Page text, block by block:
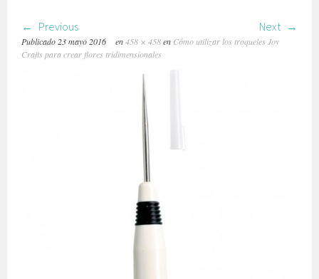
Previous Next
Publicado 23 mayo 2016 en458 × 458en Cómo utilizar los troqueles Joy
Crafts para crear flores tridimensionales